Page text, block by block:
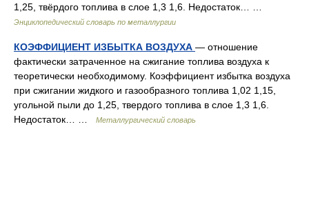
1,25, твёрдого топлива в слое 1,3 1,6. Недостаток… …
Энциклопедический словарь по металлургии
КОЭФФИЦИЕНТ ИЗБЫТКА ВОЗДУХА — отношение
фактически затраченное на сжигание топлива воздуха к
теоретически необходимому. Коэффициент избытка воздуха
при сжигании жидкого и газообразного топлива 1,02 1,15,
угольной пыли до 1,25, твердого топлива в слое 1,3 1,6.
Недостаток… …
Металлургический словарь